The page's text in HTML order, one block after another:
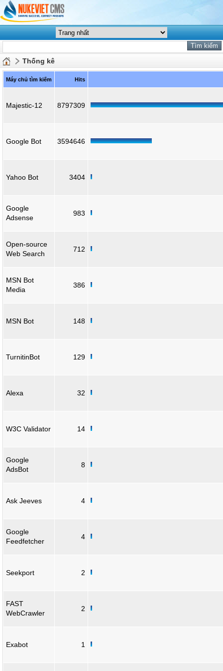
Thống kê
Máy chủ tìm kiếm Hits
Majestic-12 8797309
Google Bot 3594646
Yahoo Bot 3404
Google
Adsense
983
Open-source
Web Search
712
MSN Bot
Media
386
MSN Bot 148
TurnitinBot 129
Alexa 32
W3C Validator 14
Google
AdsBot
8
Ask Jeeves 4
Google
Feedfetcher
4
Seekport 2
FAST
WebCrawler
2
Exabot 1